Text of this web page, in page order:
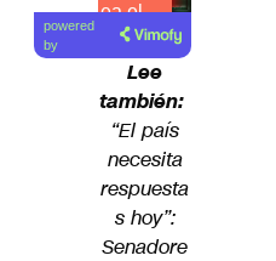
Lea el
artículo
powered
by
Lee
también:
“El país
necesita
respuesta
s hoy”:
Senadore